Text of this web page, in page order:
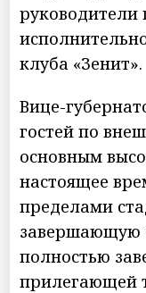
руководители
клуба «Зенит».
Вице-
гостей по
основным
настоящее
пределами
завершающую
полностью
прилегающей